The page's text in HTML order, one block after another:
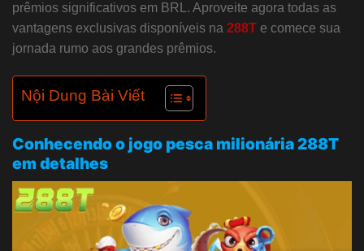
prêmios significativos em BRL. Aproveite agora todas as
vantagens exclusivas disponíveis na 288T e comece sua
jornada rumo aos grandes prêmios.
Nội Dung Bài Viết
Conhecendo o jogo pesca milionária 288T
em detalhes